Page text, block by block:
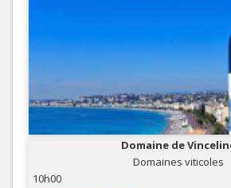
Domaine de
Domaines viticoles
10h00